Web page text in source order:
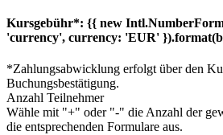
Kursgebühr*: {{ new
'currency', currency: 'EUR'
*Zahlungsabwicklung erfolgt über den
Buchungsbestätigung.
Anzahl Teilnehmer
Wähle mit "+" oder "-" die Anzahl der
die entsprechenden Formulare aus.